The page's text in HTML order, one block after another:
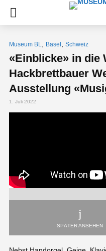
Museum BL Basel Schweiz
«Einblicke» in die
Hackbrettbauer
Ausstellung
1. Juli 2022
SPÄTER ANSEHEN